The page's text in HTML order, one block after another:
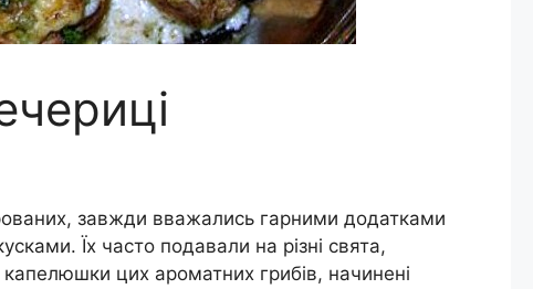
завжди вважались гарними додатками
Їх часто подавали на різні свята,
цих ароматних грибів, начинені